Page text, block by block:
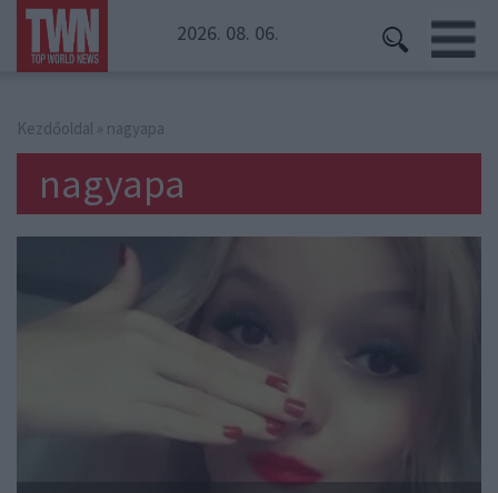
2026. 08. 06.
Kezdőoldal » nagyapa
nagyapa